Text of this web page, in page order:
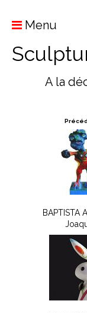
Menu
A la
BAPTISTA